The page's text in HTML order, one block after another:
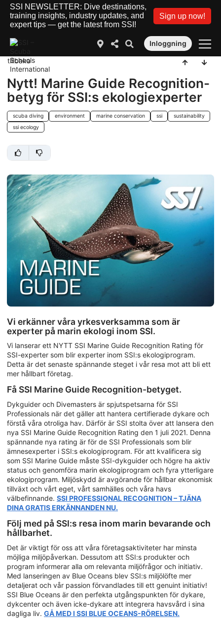
SSI NEWSLETTER: Dive destinations,
training insights, industry updates, and
expert tips — get the latest from SSI!
Sign up now!
Inloggning
tillbaka
Nytt! Marine Guide Recognition-
betyg för SSI:s ekologiexperter
scuba diving environment marine conservation ssi
sustainability
ssi ecology
Vi erkänner våra yrkesverksamma som är
experter på marin ekologi inom SSI.
Vi lanserar ett NYTT SSI Marine Guide Recognition Rating för
SSI-experter som blir experter inom SSI:s ekologiprogram.
Detta är det senaste spännande steget i vår resa mot att bli ett
mer hållbart företag.
Få SSI Marine Guide Recognition-betyget.
Dykguider och Divemasters är spjutspetsarna för SSI
Professionals när det gäller att hantera certifierade dykare och
förstå våra otroliga hav. Därför är SSI stolta över att lansera den
nya SSI Marine Guide Recognition Rating den 1 juli 2021. Denna
spännande nya rating är för de SSI Professionals som blir
ämnesexperter i SSI:s ekologiprogram. För att kvalificera sig
som SSI Marine Guide måste SSI-dykguider och högre ha aktiv
status och genomföra marin ekologiprogram och fyra ytterligare
ekologiprogram. Miljöskydd är avgörande för hållbar ekonomisk
tillväxt och vårt eget, vårt samhälles och våra havs
välbefinnande. SSI PROFESSIONAL RECOGNITION – TJÄNA
DINA GRATIS ERKÄNNANDEN NU.
Följ med på SSI:s resa inom marin bevarande och
hållbarhet.
Det är viktigt för oss att våra företagsaktiviteter har minsta
möjliga miljöpåverkan. Dessutom att SSI:s produkter och
program informerar alla om relevanta miljöfrågor och initiativ.
Med lanseringen av Blue Oceans blev SSI:s miljölöfte mer
detaljerat och vår passion förvandlades till ett genuint initiativ!
SSI Blue Oceans är den perfekta utgångspunkten för dykare,
dykcenter och även icke-dykare att integrera havsvård i sina
dagliga liv. GÅ MED I SSI BLUE OCEANS-RÖRELSEN.